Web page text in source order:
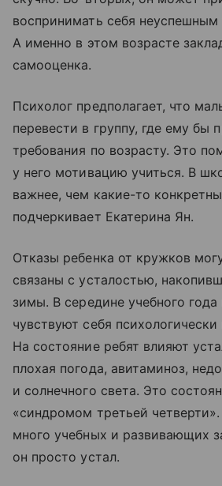
воспринимать себя неуспешным
А именно в этом возрасте
самооценка.
Психолог предполагает, что
перевести в группу, где ему бы
требования по возрасту. Это
у него мотивацию учиться. В
важнее, чем какие-то
подчеркивает Екатерина Ян.
Отказы ребенка от кружков
связаны с усталостью,
зимы. В середине учебного
чувствуют себя
На состояние ребят влияют
плохая погода, авитаминоз,
и солнечного света. Это
«синдромом третьей
много учебных и развивающих
он просто устал.